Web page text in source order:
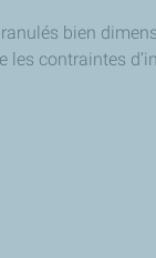
bien
contraintes